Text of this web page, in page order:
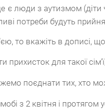
є люди з аутизмом
потреби будуть
то вкажіть в дописі,
прихисток для такої
поєднати тих, хто
з 2 квітня і протягом